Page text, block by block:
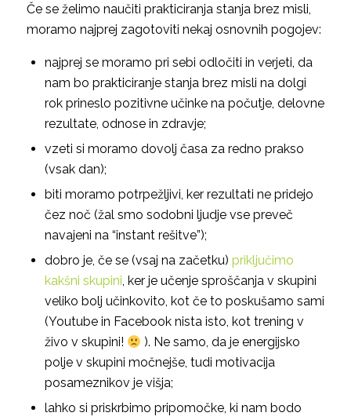
Če se želimo naučiti prakticiranja stanja brez misli,
moramo najprej zagotoviti nekaj osnovnih pogojev:
najprej se moramo pri sebi odločiti in verjeti, da
nam bo prakticiranje stanja brez misli na dolgi
rok prineslo pozitivne učinke na počutje, delovne
rezultate, odnose in zdravje;
vzeti si moramo dovolj časa za redno prakso
(vsak dan);
biti moramo potrpežljivi, ker rezultati ne pridejo
čez noč (žal smo sodobni ljudje vse preveč
navajeni na “instant rešitve”);
dobro je, če se (vsaj na začetku) priključimo
kakšni skupini, ker je učenje sproščanja v skupini
veliko bolj učinkovito, kot če to poskušamo sami
(Youtube in Facebook nista isto, kot trening v
živo v skupini!
). Ne samo, da je energijsko
polje v skupini močnejše, tudi motivacija
posameznikov je višja;
lahko si priskrbimo pripomočke, ki nam bodo